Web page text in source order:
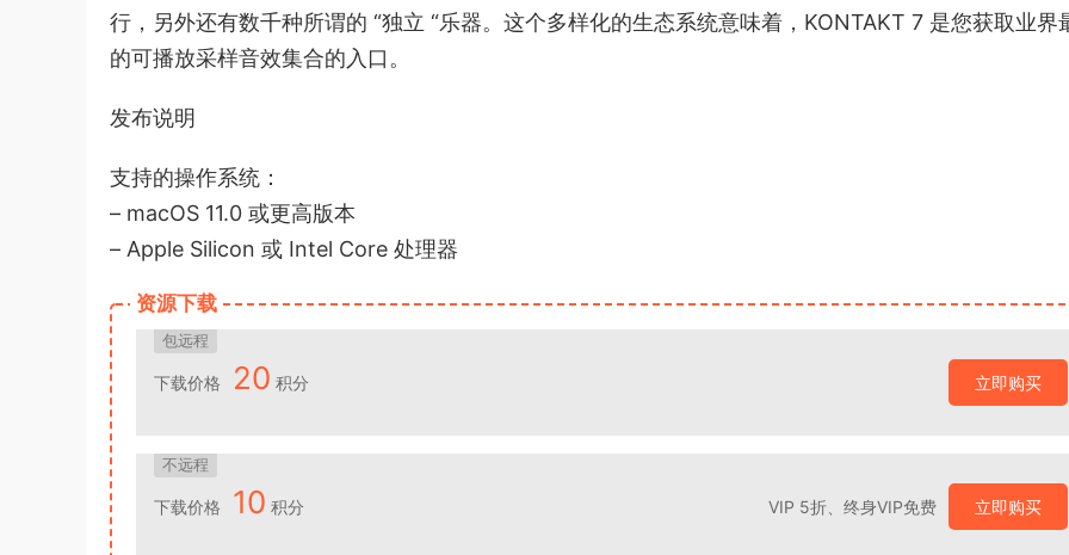
行，另外还有数千种所谓的 “独立 “乐器。这个多样化的生态系统意味着，KONTAKT 7 是您获取业界
的可播放采样音效集合的入口。
发布说明
支持的操作系统：
– macOS 11.0 或更高版本
– Apple Silicon 或 Intel Core 处理器
资源下载
包远程
下载价格 20 积分 立即购买
不远程
下载价格 10 积分 VIP 5折、终身VIP免费 立即购买